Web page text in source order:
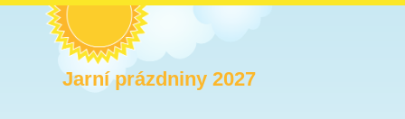
Jarní prázdniny 2027